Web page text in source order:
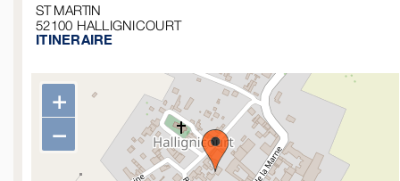
ST MARTIN
52100 HALLIGNICOURT
ITINERAIRE
+
−